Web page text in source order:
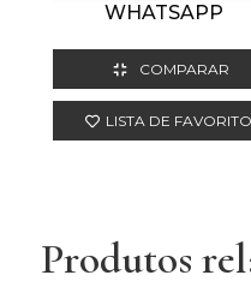
WHATSAPP
COMPARAR
LISTA DE
Produtos